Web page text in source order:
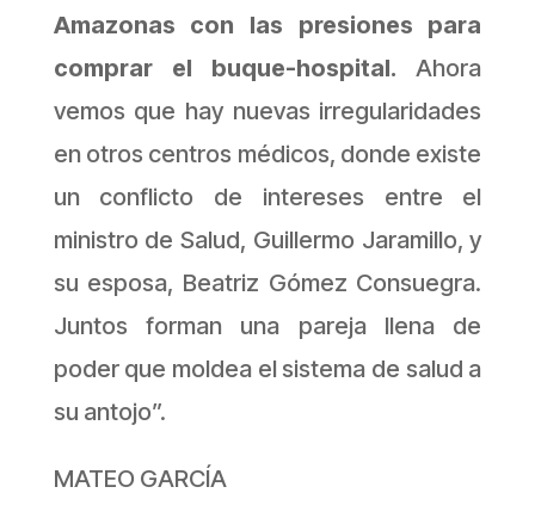
Amazonas con las presiones para
comprar el buque-hospital.Ahora
vemos que hay nuevas irregularidades
en otros centros médicos, donde existe
un conflicto de intereses entre el
ministro de Salud, Guillermo Jaramillo, y
su esposa, Beatriz Gómez Consuegra.
Juntos forman una pareja llena de
poder que moldea el sistema de salud a
su antojo”.
MATEO GARCÍA